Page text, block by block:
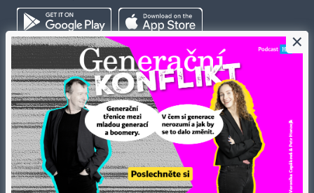
Kontakty
Tiráž redakce HN
Economia
Kariéra v HN
Ceník inzerce
Ochrana osobních údajů
Prohlášení o cookies
Nastavení soukromí
Všeobecné smluvní podmínky
×